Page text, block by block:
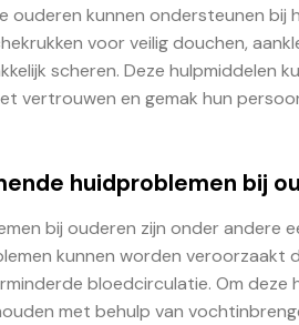
ouderen kunnen ondersteunen bij
voor veilig douchen,
scheren. Deze hulpmiddelen
vertrouwen en gemak hun
huidproblemen bij
bij ouderen zijn onder andere
kunnen worden
bloedcirculatie. Om
met behulp van